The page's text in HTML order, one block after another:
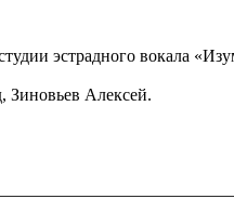
эстрадного вокала
Зиновьев Алексей.